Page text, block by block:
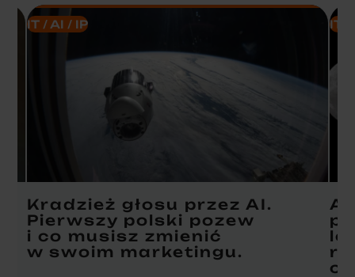
IT / AI / IP
Kradzież głosu przez AI.
Pierwszy polski pozew
i co musisz zmienić
w swoim marketingu.
IT /
o